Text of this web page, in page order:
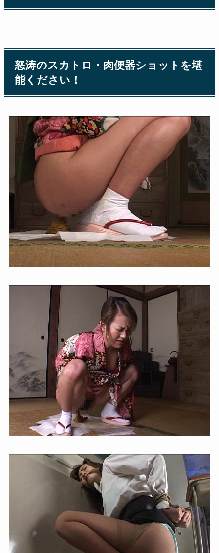
怒涛のスカトロ・肉便器ショットを堪
能ください！